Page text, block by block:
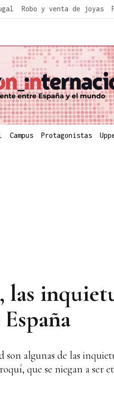
Robo y venta de joyas
Campus Protagonistas
algunas de las
que se niegan a ser